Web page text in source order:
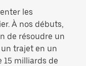
les
À nos débuts,
de résoudre un
trajet en un
15 milliards de